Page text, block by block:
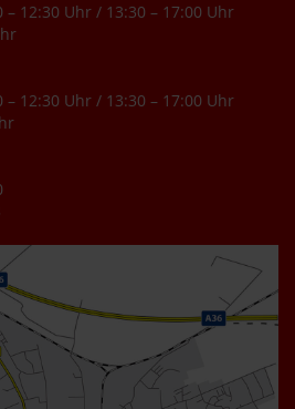
12:30 Uhr / 13:30 – 17:00 Uhr
12:30 Uhr / 13:30 – 17:00 Uhr